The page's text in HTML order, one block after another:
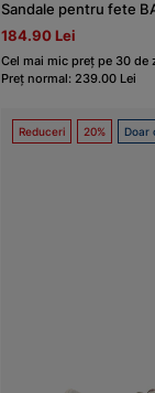
Sandale pentru fete
184.90 Lei
Cel mai mic preț pe 30 de
Preț normal: 239.00 Lei
Reduceri 20% Doar